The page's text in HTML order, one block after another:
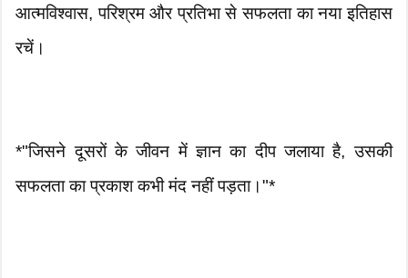
आत्मविश्वास, परिश्रम और प्रतिभा से सफलता का नया इतिहास
रचें।
*"जिसने दूसरों के जीवन में ज्ञान का दीप जलाया है, उसकी
सफलता का प्रकाश कभी मंद नहीं पड़ता।"*